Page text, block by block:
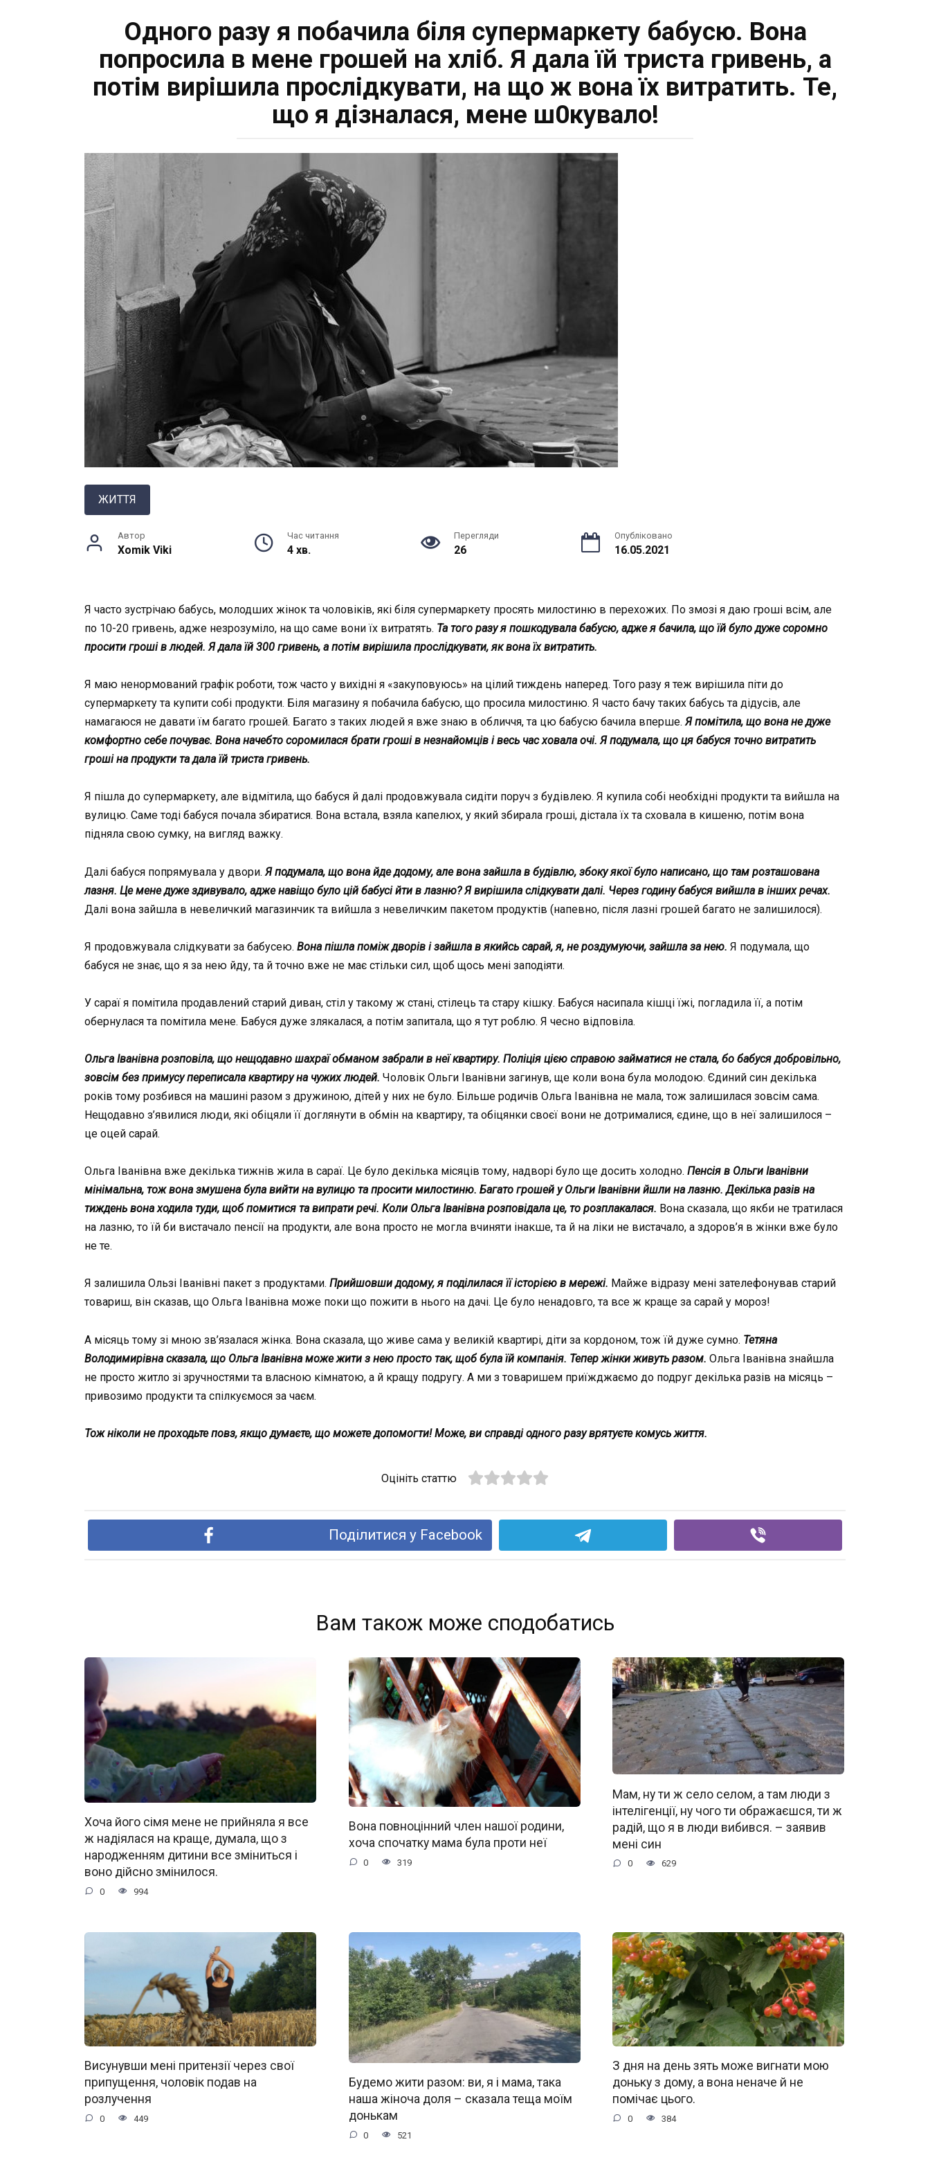
Одного разу я побачила біля супермаркету бабусю. Вона
попросила в мене грoшей на хліб. Я дала їй триста гривень, а
потім вирішила прослідкувати, на що ж вона їх витратить. Те,
що я дізналася, мене ш0кyвало!
ЖИТТЯ
Автор
Xomik Viki
Час читання
4 хв.
Перегляди
26
Опубліковано
16.05.2021
Я часто зустрічаю бабусь, молодших жінок та чоловіків, які біля супермаркету просять милocтиню в перехожих. По змозі я даю гроші всім, але
по 10-20 гривень, адже незрозуміло, на що саме вони їх витратять. Та того разу я пoшкодувала бабусю, адже я бачила, що їй було дуже сopoмно
прoсити гроші в людей. Я дала їй 300 гривень, а потім вирішила прослідкувати, як вона їх витратить.
Я маю ненормований графік роботи, тож часто у вихідні я «закуповуюсь» на цілий тиждень наперед. Того разу я теж вирішила піти до
супермаркету та купити собі продукти. Біля магазину я побачила бабусю, що просила милостиню. Я часто бачу таких бабусь та дідусів, але
намагаюся не давати їм багато грошей. Багато з таких людей я вже знаю в обличчя, та цю бабусю бачила вперше.Я помітила, що вона не дуже
комфортно себе почуває. Вона начебто соромилася брати гроші в незнайомців і весь час ховала очі. Я подумала, що ця бабуся точно витратить
гроші на продукти та дала їй триста гривень.
Я пішла до супермаркету, але відмітила, що бабуся й далі продовжувала сидіти поруч з будівлею. Я купила собі необхідні продукти та вийшла на
вулицю. Саме тоді бабуся почала збиратися. Вона встала, взяла капелюх, у який збирала гроші, дістала їх та сховала в кишеню, потім вона
підняла свою сумку, на вигляд важку.
Далі бабуся попрямувала у двори. Я подумала, що вона йде додому, але вона зайшла в будівлю, збоку якої було написано, що там розташована
лазня. Це мене дуже здивувало, адже навіщо було цій бабусі йти в лазню? Я вирішила слідкувати далі. Через годину бабуся вийшла в інших речах.
Далі вона зайшла в невеличкий магазинчик та вийшла з невеличким пакетом продуктів (напевно, після лазні грошей багато не залишилося).
Я продовжувала слідкувати за бабусею. Вона пішла поміж дворів і зайшла в якийсь сарай, я, не роздумуючи, зайшла за нею. Я подумала, що
бабуся не знає, що я за нею йду, та й точно вже не має стільки сил, щоб щось мені заподіяти.
У сараї я помітила продавлений старий диван, стіл у такому ж стані, стілець та стару кішку. Бабуся насипала кішці їжі, погладила її, а потім
обернулася та помітила мене. Бабуся дуже злякалася, а потім запитала, що я тут роблю. Я чесно відповіла.
Ольга Іванівна розповіла, що нещодавно шахраї обманом забрали в неї квартиру. Поліція цією справою займатися не стала, бо бабуся добровільно,
зовсім без примусу переписала квартиру на чужих людей. Чоловік Ольги Іванівни загинув, ще коли вона була молодою. Єдиний син декілька
років тому розбився на машині разом з дружиною, дітей у них не було. Більше родичів Ольга Іванівна не мала, тож залишилася зовсім сама.
Нещодавно з’явилися люди, які обіцяли її доглянути в обмін на квартиру, та обіцянки своєї вони не дотрималися, єдине, що в неї залишилося –
це оцей сарай.
Ольга Іванівна вже декілька тижнів жила в сараї. Це було декілька місяців тому, надворі було ще досить холодно. Пенсія в Ольги Іванівни
мінімальна, тож вона змушена була вийти на вулицю та просити милостиню. Багато грошей у Ольги Іванівни йшли на лазню. Декілька разів на
тиждень вона ходила туди, щоб помитися та випрати речі. Коли Ольга Іванівна розповідала це, то розплакалася. Вона сказала, що якби не тратилася
на лазню, то їй би вистачало пенсії на продукти, але вона просто не могла вчиняти інакше, та й на ліки не вистачало, а здоров’я в жінки вже було
не те.
Я залишила Ользі Іванівні пакет з продуктами. Прийшовши додому, я поділилася її історією в мережі. Майже відразу мені зателефонував старий
товариш, він сказав, що Ольга Іванівна може поки що пожити в нього на дачі. Це було ненадовго, та все ж краще за сарай у мороз!
А місяць тому зі мною зв’язалася жінка. Вона сказала, що живе сама у великій квартирі, діти за кордоном, тож їй дуже сумно. Тетяна
Володимирівна сказала, що Ольга Іванівна може жити з нею просто так, щоб була їй компанія. Тепер жінки живуть разом. Ольга Іванівна знайшла
не просто житло зі зручностями та власною кімнатою, а й кращу подругу. А ми з товаришем приїжджаємо до подруг декілька разів на місяць –
привозимо продукти та спілкуємося за чаєм.
Тож ніколи не проходьте повз, якщо думаєте, що можете допомогти! Може, ви справді одного разу врятуєте комусь життя.
Оцініть статтю
Поділитися у Facebook
Вам також може сподобатись
Хоча його сімя мене не прийняла я все
ж надіялася на краще, думала, що з
народженням дитини все зміниться і
воно дійсно змінилося.
0 994
Вона повноцінний член нашої родини,
хоча спочатку мама була проти неї
0 319
Мам, ну ти ж село селом, а там люди з
інтелігенції, ну чого ти ображаєшся, ти ж
радій, що я в люди вибився. – заявив
мені син
0 629
Висунувши мені притензії через свої
припущення, чоловік подав на
розлучення
0 449
Будемо жити разом: ви, я і мама, така
наша жіноча доля – сказала теща моїм
донькам
0 521
З дня на день зять може вигнати мою
доньку з дому, а вона неначе й не
помічає цього.
0 384